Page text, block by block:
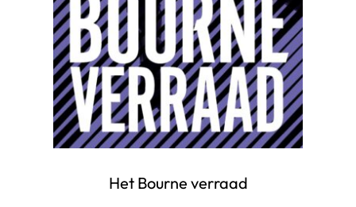
Het Bourne verraad